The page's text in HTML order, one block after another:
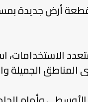
الاستخدامات،
الجميلة